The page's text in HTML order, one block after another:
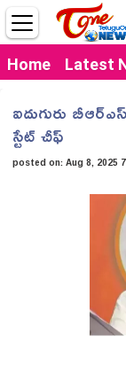
Home Latest
ఐదుగురు
స్టేట్ చీఫ్
posted on:Aug 8, 2025